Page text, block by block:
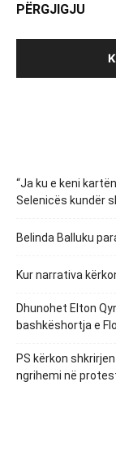
PËRGJIGJU
“Ja ku e keni
Selenicës kundër
Belinda Balluku
Kur narrativa
Dhunohet Elton
bashkëshortja e
PS kërkon
ngrihemi në